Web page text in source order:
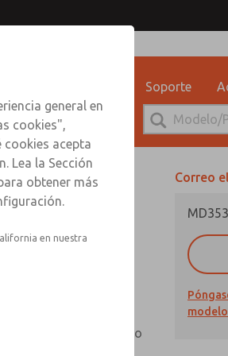
Soporte
único conjunto,
con protector de
aluminio con mirilla
de aluminio extendido
Correo
página por correo
Servicio Tecnico
1-888-TEK-ROSS
general en
cookies",
cookies acepta
Lea la Sección
obtener más
en nuestra